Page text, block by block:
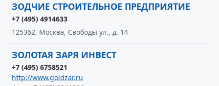
ЗОДЧИЕ СТРОИТЕЛЬНОЕ ПРЕДПРИЯТИЕ
+7 (495) 4914633
125362, Москва, Свободы ул., д. 14
ЗОЛОТАЯ ЗАРЯ ИНВЕСТ
+7 (495) 6758521
http://www.goldzar.ru